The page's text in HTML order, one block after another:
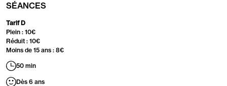
SÉANCES
Tarif D
Plein : 10€
Réduit : 10€
Moins de 15 ans : 8€
50 min
Dès 6 ans